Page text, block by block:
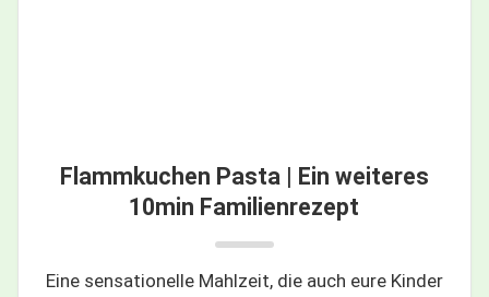
Flammkuchen Pasta | Ein weiteres
10min Familienrezept
Eine sensationelle Mahlzeit, die auch eure Kinder